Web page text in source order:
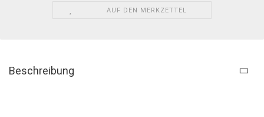
AUF DEN MERKZETTEL
Beschreibung